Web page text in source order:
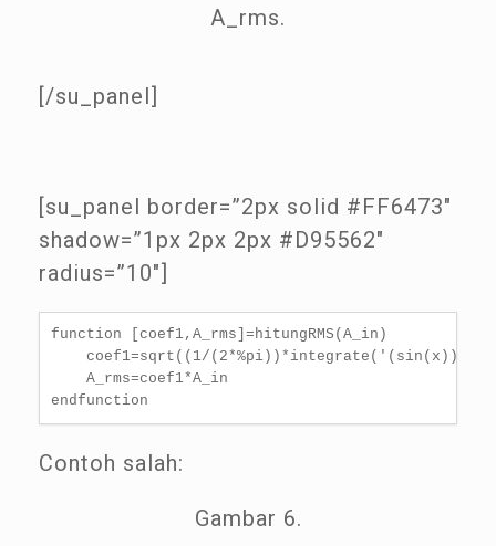
A_rms.
[/su_panel]
[su_panel border=”2px solid #FF6473″
shadow=”1px 2px 2px #D95562″
radius=”10″]
function [coef1,A_rms]=hitungRMS(A_in)
coef1=sqrt((1/
    A_rms=coef1*A_in
endfunction
Contoh salah:
Gambar 6.